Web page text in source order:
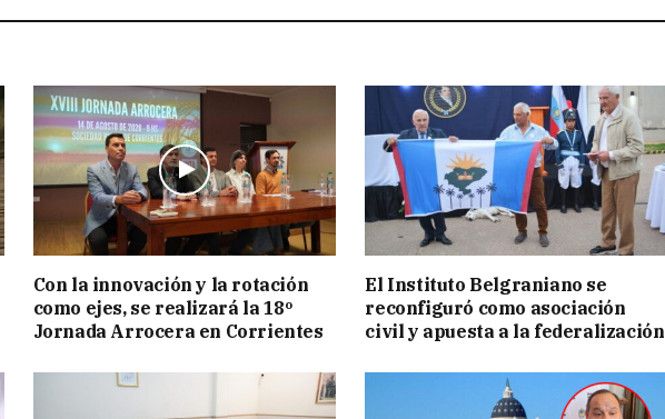
Con la innovación y la rotación
como ejes, se realizará la 18º
Jornada Arrocera en Corrientes
El Instituto Belgraniano se
reconfiguró como asociación
civil y apuesta a la federalización